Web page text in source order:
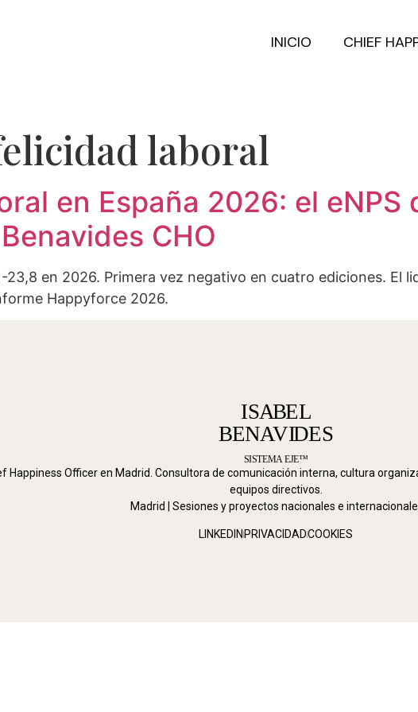
INICIO CHIEF
laboral
en España 2026: el
CHO
-23,8 en 2026. Primera vez negativo en cuatro ediciones. El
Happyforce 2026.
Happiness Officer en Madrid. Consultora de comunicación interna, cultura
equipos directivos.
Madrid | Sesiones y proyectos nacionales e
LINKEDIN PRIVACIDADCOOKIES